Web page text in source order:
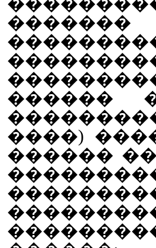
�������
������
����)
������